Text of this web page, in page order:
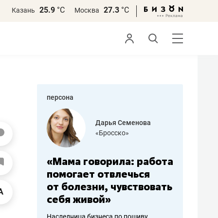
Казань 25.9 °С Москва 27.3 °С
персона
Дарья Семенова
«Бросско»
«Мама говорила: работа
помогает отвлечься
от болезни, чувствовать
себя живой»